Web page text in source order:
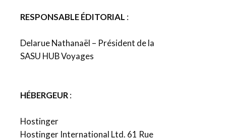
RESPONSABLE ÉDITORIAL :
Delarue Nathanaël – Président de la
SASU HUB Voyages
HÉBERGEUR:
Hostinger
Hostinger International Ltd. 61 Rue